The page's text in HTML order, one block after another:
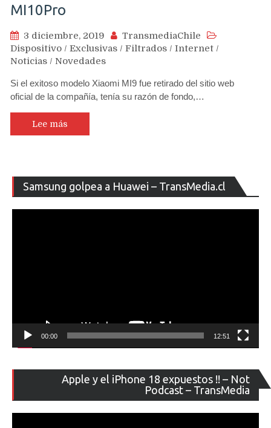
MI10Pro
3 diciembre, 2019
TransmediaChile
Dispositivo / Exclusivas / Filtrados / Internet /
Noticias / Novedades
Si el exitoso modelo Xiaomi MI9 fue retirado del sitio web
oficial de la compañía, tenía su razón de fondo,…
Lee más
Samsung golpea a Huawei – TransMedia.cl
de
00:00 12:51
Apple y el iPhone 18 expuestos !! – Not
Podcast – TransMedia
de